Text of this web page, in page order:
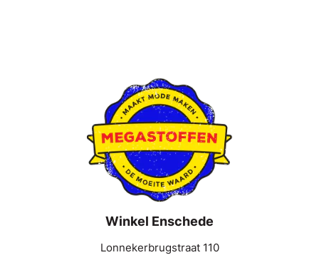
Winkel Enschede
Lonnekerbrugstraat 110